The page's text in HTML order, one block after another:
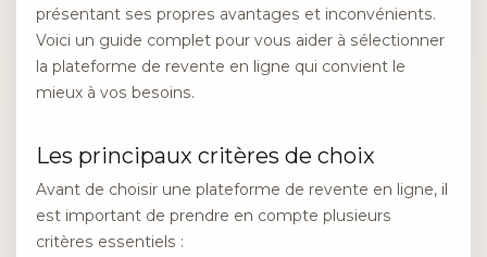
présentant ses propres avantages et inconvénients.
Voici un guide complet pour vous aider à sélectionner
la plateforme de revente en ligne qui convient le
mieux à vos besoins.
Les principaux critères de choix
Avant de choisir une plateforme de revente en ligne, il
est important de prendre en compte plusieurs
critères essentiels :